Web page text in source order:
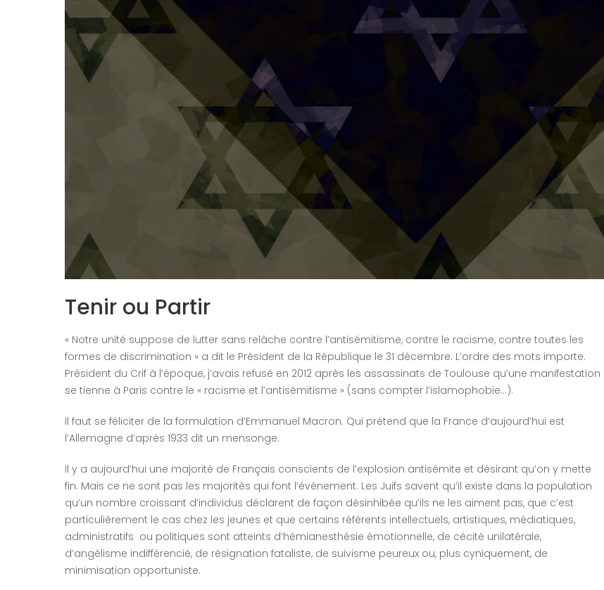
Tenir ou Partir
« Notre unité suppose de lutter sans relâche contre l’antisémitisme, contre le racisme, contre toutes les
formes de discrimination » a dit le Président de la République le 31 décembre. L’ordre des mots importe.
Président du Crif à l’époque, j’avais refusé en 2012 après les assassinats de Toulouse qu’une manifestation
se tienne à Paris contre le « racisme et l’antisémitisme » (sans compter l’islamophobie…).
Il faut se féliciter de la formulation d’Emmanuel Macron. Qui prétend que la France d’aujourd’hui est
l’Allemagne d’après 1933 dit un mensonge.
Il y a aujourd’hui une majorité de Français conscients de l’explosion antisémite et désirant qu’on y mette
fin. Mais ce ne sont pas les majorités qui font l’événement. Les Juifs savent qu’il existe dans la population
qu’un nombre croissant d’individus déclarent de façon désinhibée qu’ils ne les aiment pas, que c’est
particulièrement le cas chez les jeunes et que certains référents intellectuels, artistiques, médiatiques,
administratifs ou politiques sont atteints d’hémianesthésie émotionnelle, de cécité unilatérale,
d’angélisme indifférencié, de résignation fataliste, de suivisme peureux ou, plus cyniquement, de
minimisation opportuniste.